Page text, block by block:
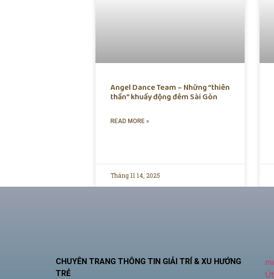
Angel Dance Team – Những “thiên
thần” khuấy động đêm Sài Gòn
READ MORE »
Tháng 11 14, 2025
CHUYÊN TRANG THÔNG TIN GIẢI TRÍ & XU HƯỚNG
TRẺ